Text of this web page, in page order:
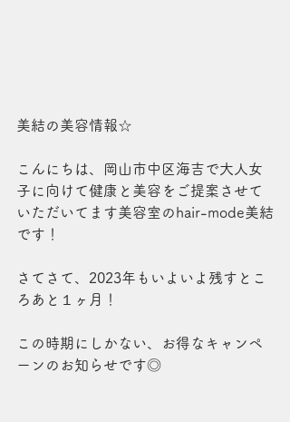
美結の美容情報☆
こんにちは、岡山市中区海吉で大人女
子に向けて健康と美容をご提案させて
いただいてます美容室のhair-mode美結
です！
さてさて、2023年もいよいよ残すとこ
ろあと１ヶ月！
この時期にしかない、お得なキャンペ
ーンのお知らせです◎